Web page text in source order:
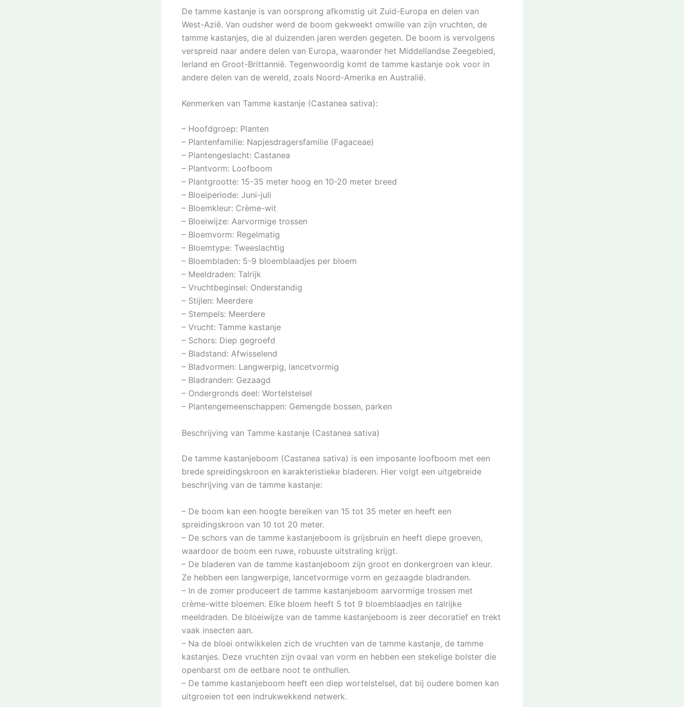
De tamme kastanje is van oorsprong afkomstig uit Zuid-Europa en delen van
West-Azië. Van oudsher werd de boom gekweekt omwille van zijn vruchten, de
tamme kastanjes, die al duizenden jaren werden gegeten. De boom is vervolgens
verspreid naar andere delen van Europa, waaronder het Middellandse Zeegebied,
Ierland en Groot-Brittannië. Tegenwoordig komt de tamme kastanje ook voor in
andere delen van de wereld, zoals Noord-Amerika en Australië.
Kenmerken van Tamme kastanje (Castanea sativa):
– Hoofdgroep: Planten
– Plantenfamilie: Napjesdragersfamilie (Fagaceae)
– Plantengeslacht: Castanea
– Plantvorm: Loofboom
– Plantgrootte: 15-35 meter hoog en 10-20 meter breed
– Bloeiperiode: Juni-juli
– Bloemkleur: Crème-wit
– Bloeiwijze: Aarvormige trossen
– Bloemvorm: Regelmatig
– Bloemtype: Tweeslachtig
– Bloembladen: 5-9 bloemblaadjes per bloem
– Meeldraden: Talrijk
– Vruchtbeginsel: Onderstandig
– Stijlen: Meerdere
– Stempels: Meerdere
– Vrucht: Tamme kastanje
– Schors: Diep gegroefd
– Bladstand: Afwisselend
– Bladvormen: Langwerpig, lancetvormig
– Bladranden: Gezaagd
– Ondergronds deel: Wortelstelsel
– Plantengemeenschappen: Gemengde bossen, parken
Beschrijving van Tamme kastanje (Castanea sativa)
De tamme kastanjeboom (Castanea sativa) is een imposante loofboom met een
brede spreidingskroon en karakteristieke bladeren. Hier volgt een uitgebreide
beschrijving van de tamme kastanje:
– De boom kan een hoogte bereiken van 15 tot 35 meter en heeft een
spreidingskroon van 10 tot 20 meter.
– De schors van de tamme kastanjeboom is grijsbruin en heeft diepe groeven,
waardoor de boom een ruwe, robuuste uitstraling krijgt.
– De bladeren van de tamme kastanjeboom zijn groot en donkergroen van kleur.
Ze hebben een langwerpige, lancetvormige vorm en gezaagde bladranden.
– In de zomer produceert de tamme kastanjeboom aarvormige trossen met
crème-witte bloemen. Elke bloem heeft 5 tot 9 bloemblaadjes en talrijke
meeldraden. De bloeiwijze van de tamme kastanjeboom is zeer decoratief en trekt
vaak insecten aan.
– Na de bloei ontwikkelen zich de vruchten van de tamme kastanje, de tamme
kastanjes. Deze vruchten zijn ovaal van vorm en hebben een stekelige bolster die
openbarst om de eetbare noot te onthullen.
– De tamme kastanjeboom heeft een diep wortelstelsel, dat bij oudere bomen kan
uitgroeien tot een indrukwekkend netwerk.